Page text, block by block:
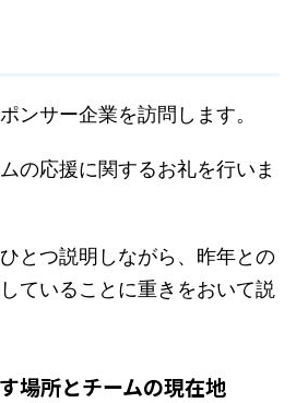
ンサー企業を訪問します。
の応援に関するお礼を行いま
とつ説明しながら、昨年との
ていることに重きをおいて説
場所とチームの現在地